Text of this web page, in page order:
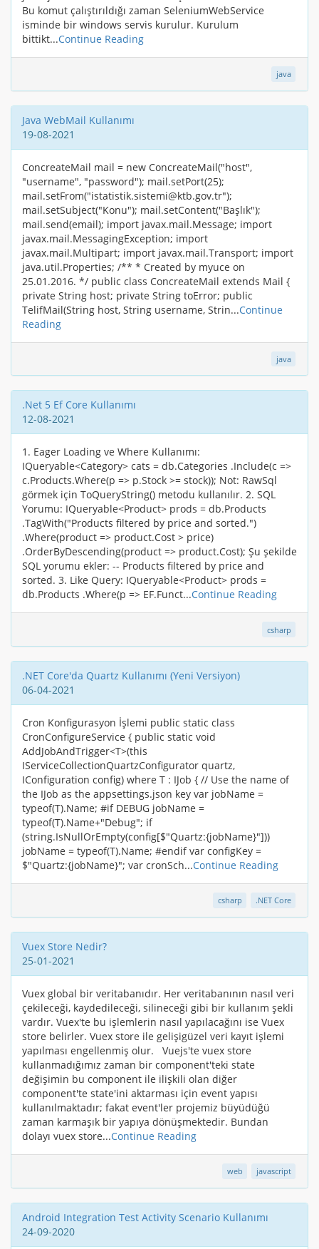
Bu komut çalıştırıldığı zaman SeleniumWebService
isminde bir windows servis kurulur. Kurulum
bittikt...Continue Reading
java
Java WebMail Kullanımı
19-08-2021
ConcreateMail mail = new ConcreateMail("host",
"username", "password"); mail.setPort(25);
mail.setFrom("istatistik.sistemi@ktb.gov.tr");
mail.setSubject("Konu"); mail.setContent("Başlık");
mail.send(email); import javax.mail.Message; import
javax.mail.MessagingException; import
javax.mail.Multipart; import javax.mail.Transport; import
java.util.Properties; /** * Created by myuce on
25.01.2016. */ public class ConcreateMail extends Mail {
private String host; private String toError; public
TelifMail(String host, String username, Strin...Continue
Reading
java
.Net 5 Ef Core Kullanımı
12-08-2021
1. Eager Loading ve Where Kullanımı:
IQueryable<Category> cats = db.Categories .Include(c =>
c.Products.Where(p => p.Stock >= stock)); Not: RawSql
görmek için ToQueryString() metodu kullanılır. 2. SQL
Yorumu: IQueryable<Product> prods = db.Products
.TagWith("Products filtered by price and sorted.")
.Where(product => product.Cost > price)
.OrderByDescending(product => product.Cost); Şu şekilde
SQL yorumu ekler: -- Products filtered by price and
sorted. 3. Like Query: IQueryable<Product> prods =
db.Products .Where(p => EF.Funct...Continue Reading
csharp
.NET Core'da Quartz Kullanımı (Yeni Versiyon)
06-04-2021
Cron Konfigurasyon İşlemi public static class
CronConfigureService { public static void
AddJobAndTrigger<T>(this
IServiceCollectionQuartzConfigurator quartz,
IConfiguration config) where T : IJob { // Use the name of
the IJob as the appsettings.json key var jobName =
typeof(T).Name; #if DEBUG jobName =
typeof(T).Name+"Debug"; if
(string.IsNullOrEmpty(config[$"Quartz:{jobName}"]))
jobName = typeof(T).Name; #endif var configKey =
$"Quartz:{jobName}"; var cronSch...Continue Reading
csharp .NET Core
Vuex Store Nedir?
25-01-2021
Vuex global bir veritabanıdır. Her veritabanının nasıl veri
çekileceği, kaydedileceği, silineceği gibi bir kullanım şekli
vardır. Vuex'te bu işlemlerin nasıl yapılacağını ise Vuex
store belirler. Vuex store ile gelişigüzel veri kayıt işlemi
yapılması engellenmiş olur. Vuejs'te vuex store
kullanmadığımız zaman bir component'teki state
değişimin bu component ile ilişkili olan diğer
component'te state'ini aktarması için event yapısı
kullanılmaktadır; fakat event'ler projemiz büyüdüğü
zaman karmaşık bir yapıya dönüşmektedir. Bundan
dolayı vuex store...Continue Reading
web javascript
Android Integration Test Activity Scenario Kullanımı
24-09-2020